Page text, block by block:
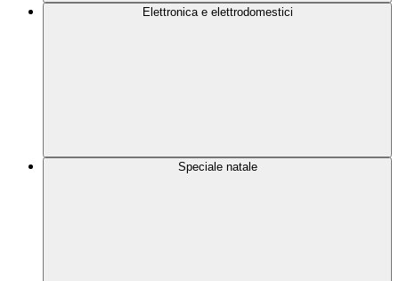
Elettronica e elettrodomestici
Speciale natale